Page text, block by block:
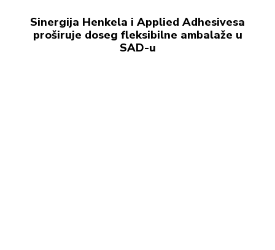
Sinergija Henkela i Applied Adhesivesa
proširuje doseg fleksibilne ambalaže u
SAD-u